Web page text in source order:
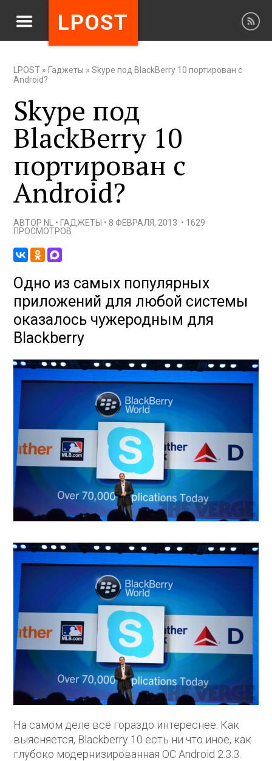
LPOST
LPOST » Гаджеты »Skype под BlackBerry 10 портирован с
Android?
Skype под
BlackBerry 10
портирован с
Android?
АВТОР NL • ГАДЖЕТЫ • 8 ФЕВРАЛЯ, 2013 • 1629
ПРОСМОТРОВ
Одно из самых популярных
приложений для любой системы
оказалось чужеродным для
Blackberry
На самом деле всё гораздо интереснее. Как
выясняется, Blackberry 10 есть ни что иное, как
глубоко модернизированная ОС Android 2.3.3.